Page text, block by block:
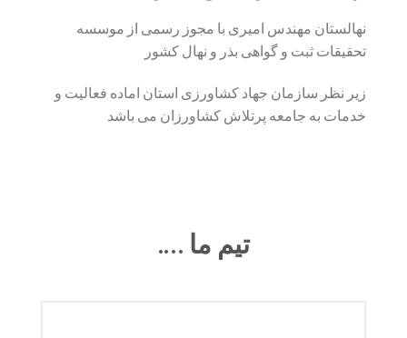
نهالستان مهندس امیری با مجوز رسمی از موسسه
تحقیقات ثبت و گواهی بذر و نهال کشور
زیر نظر سازمان جهاد کشاورزی استان اماده فعالیت و
خدمات به جامعه پرتلاش کشاورزان می باشد
تیم ما ….